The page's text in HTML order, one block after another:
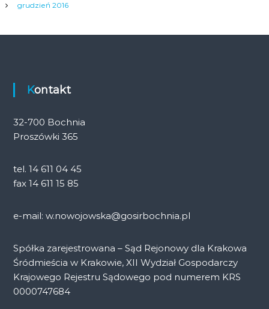
grudzień 2016
Kontakt
32-700 Bochnia
Proszówki 365
tel. 14 611 04 45
fax 14 611 15 85
e-mail: w.nowojowska@gosirbochnia.pl
Spółka zarejestrowana – Sąd Rejonowy dla Krakowa
Śródmieścia w Krakowie, XII Wydział Gospodarczy
Krajowego Rejestru Sądowego pod numerem KRS
0000747684